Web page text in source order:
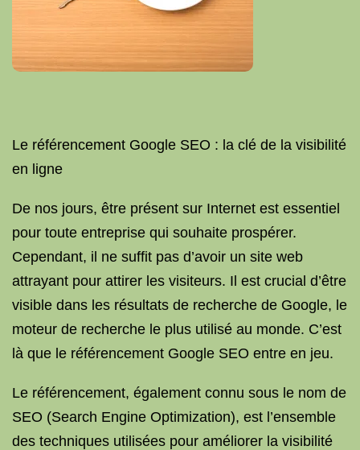
Le référencement Google SEO : la clé de la visibilité
en ligne
De nos jours, être présent sur Internet est essentiel
pour toute entreprise qui souhaite prospérer.
Cependant, il ne suffit pas d’avoir un site web
attrayant pour attirer les visiteurs. Il est crucial d’être
visible dans les résultats de recherche de Google, le
moteur de recherche le plus utilisé au monde. C’est
là que le référencement Google SEO entre en jeu.
Le référencement, également connu sous le nom de
SEO (Search Engine Optimization), est l’ensemble
des techniques utilisées pour améliorer la visibilité